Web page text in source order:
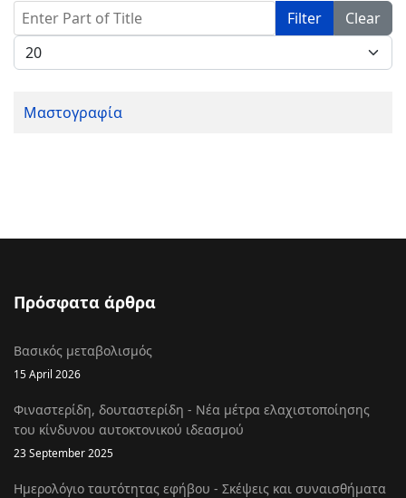
Enter Part of Title Filter
Clear
Display #
Μαστογραφία
Πρόσφατα άρθρα
Βασικός μεταβολισμός
15 April 2026
Φιναστερίδη, δουταστερίδη - Νέα μέτρα ελαχιστοποίησης
του κίνδυνου αυτοκτονικού ιδεασμού
23 September 2025
Ημερολόγιο ταυτότητας εφήβου - Σκέψεις και συναισθήματα